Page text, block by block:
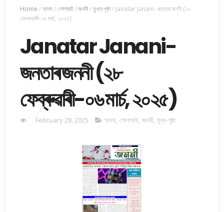
Home /অসম/গোলাঘাট/জননী/মুখ্য-পৃষ্ঠা/ Janatar Janani- জনতাৰ জননী (২৮
ফেব্ৰুৱাৰী-০৬ মাৰ্চ, ২০২৫)
Janatar Janani-
জনতাৰ জননী (২৮
ফেব্ৰুৱাৰী-০৬ মাৰ্চ, ২০২৫)
February 28, 2025 অসম, গোলাঘাট, জননী, মুখ্য-পৃষ্ঠা